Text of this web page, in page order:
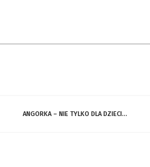
ANGORKA – NIE TYLKO DLA DZIECI…